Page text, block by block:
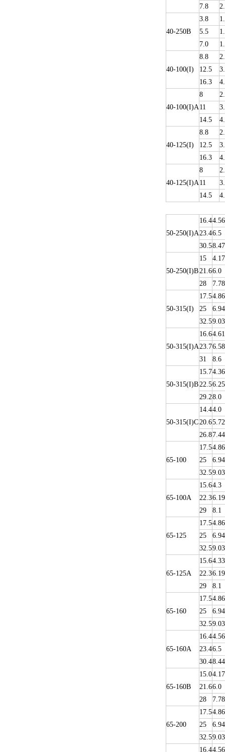
7.8
40-250B
3.8
5.5
7.0
40-100(I)
8.8
12.5
16.3
40-100(I)A
8
11
14.5
40-125(I)
8.8
12.5
16.3
40-125(I)A
8
11
14.5
50-250(I)A
16.44.56
23.46.5
30.58.47
50-250(I)B
15
4.17
21.66.0
28
7.78
50-315(I)
17.54.86
25
6.94
32.59.03
50-315(I)A
16.64.61
23.76.58
31
8.6
50-315(I)B
15.74.36
22.56.25
29.28.0
50-315(I)C
14.44.0
20.65.72
26.87.44
65-100
17.54.86
25
6.94
32.59.03
65-100A
15.64.3
22.36.19
29
8.1
65-125
17.54.86
25
6.94
32.59.03
65-125A
15.64.33
22.36.19
29
8.1
65-160
17.54.86
25
6.94
32.59.03
65-160A
16.44.56
23.46.5
30.48.44
65-160B
15.04.17
21.66.0
28
7.78
65-200
17.54.86
25
6.94
32.59.03
16.44.56